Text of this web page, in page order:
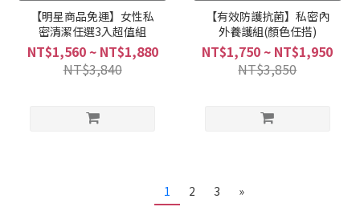
【明星商品免運】女性私
密清潔任選3入超值組
NT$1,560 ~ NT$1,880
NT$3,840
【有效防護抗菌】私密內
外養護組(顏色任搭)
NT$1,750 ~ NT$1,950
NT$3,850
1 2 3 »